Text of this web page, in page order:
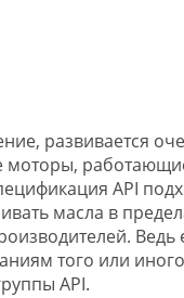
развивается
моторы,
API
масла в
Ведь
того или
API.